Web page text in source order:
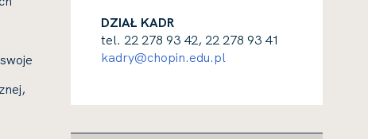
DZIAŁ KADR
tel. 22 278 93 42, 22 278 93 41
kadry@chopin.edu.pl